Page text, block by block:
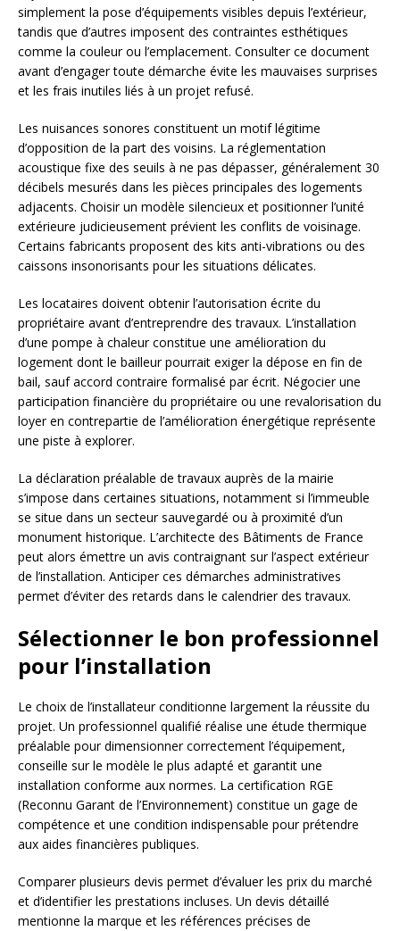
simplement la pose d’équipements visibles depuis l’extérieur,
tandis que d’autres imposent des contraintes esthétiques
comme la couleur ou l’emplacement. Consulter ce document
avant d’engager toute démarche évite les mauvaises surprises
et les frais inutiles liés à un projet refusé.
Les nuisances sonores constituent un motif légitime
d’opposition de la part des voisins. La réglementation
acoustique fixe des seuils à ne pas dépasser, généralement 30
décibels mesurés dans les pièces principales des logements
adjacents. Choisir un modèle silencieux et positionner l’unité
extérieure judicieusement prévient les conflits de voisinage.
Certains fabricants proposent des kits anti-vibrations ou des
caissons insonorisants pour les situations délicates.
Les locataires doivent obtenir l’autorisation écrite du
propriétaire avant d’entreprendre des travaux. L’installation
d’une pompe à chaleur constitue une amélioration du
logement dont le bailleur pourrait exiger la dépose en fin de
bail, sauf accord contraire formalisé par écrit. Négocier une
participation financière du propriétaire ou une revalorisation du
loyer en contrepartie de l’amélioration énergétique représente
une piste à explorer.
La déclaration préalable de travaux auprès de la mairie
s’impose dans certaines situations, notamment si l’immeuble
se situe dans un secteur sauvegardé ou à proximité d’un
monument historique. L’architecte des Bâtiments de France
peut alors émettre un avis contraignant sur l’aspect extérieur
de l’installation. Anticiper ces démarches administratives
permet d’éviter des retards dans le calendrier des travaux.
Sélectionner le bon professionnel
pour l’installation
Le choix de l’installateur conditionne largement la réussite du
projet. Un professionnel qualifié réalise une étude thermique
préalable pour dimensionner correctement l’équipement,
conseille sur le modèle le plus adapté et garantit une
installation conforme aux normes. La certification RGE
(Reconnu Garant de l’Environnement) constitue un gage de
compétence et une condition indispensable pour prétendre
aux aides financières publiques.
Comparer plusieurs devis permet d’évaluer les prix du marché
et d’identifier les prestations incluses. Un devis détaillé
mentionne la marque et les références précises de